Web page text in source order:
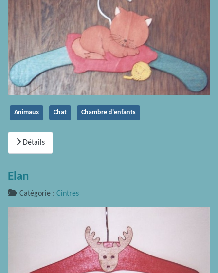
Animaux Chat Chambre d'enfants
Détails
Elan
Catégorie : Cintres